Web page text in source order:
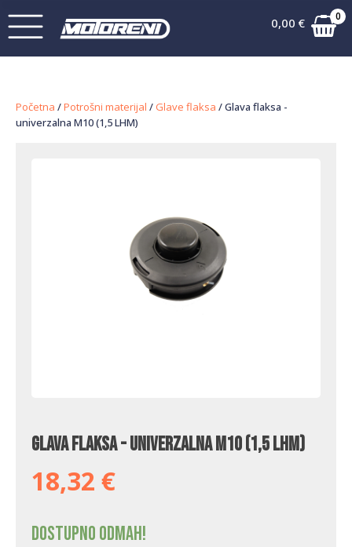
0,00 € 0
Početna /Potrošni materijal / Glave flaksa / Glava flaksa -
univerzalna M10 (1,5 LHM)
Glava flaksa - univerzalna M10 (1,5 LHM)
18,32 €
Dostupno odmah!